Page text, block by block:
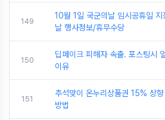
149
10월 1일 국군의날 임시공휴일 지
날 행사정보/휴무수당
150
딥페이크 피해자 속출. 포스팅시
이유
151
추석맞이 온누리상품권 15% 상
방법